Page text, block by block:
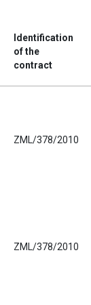
Identification
of the
contract
ZML/378/2010
ZML/378/2010